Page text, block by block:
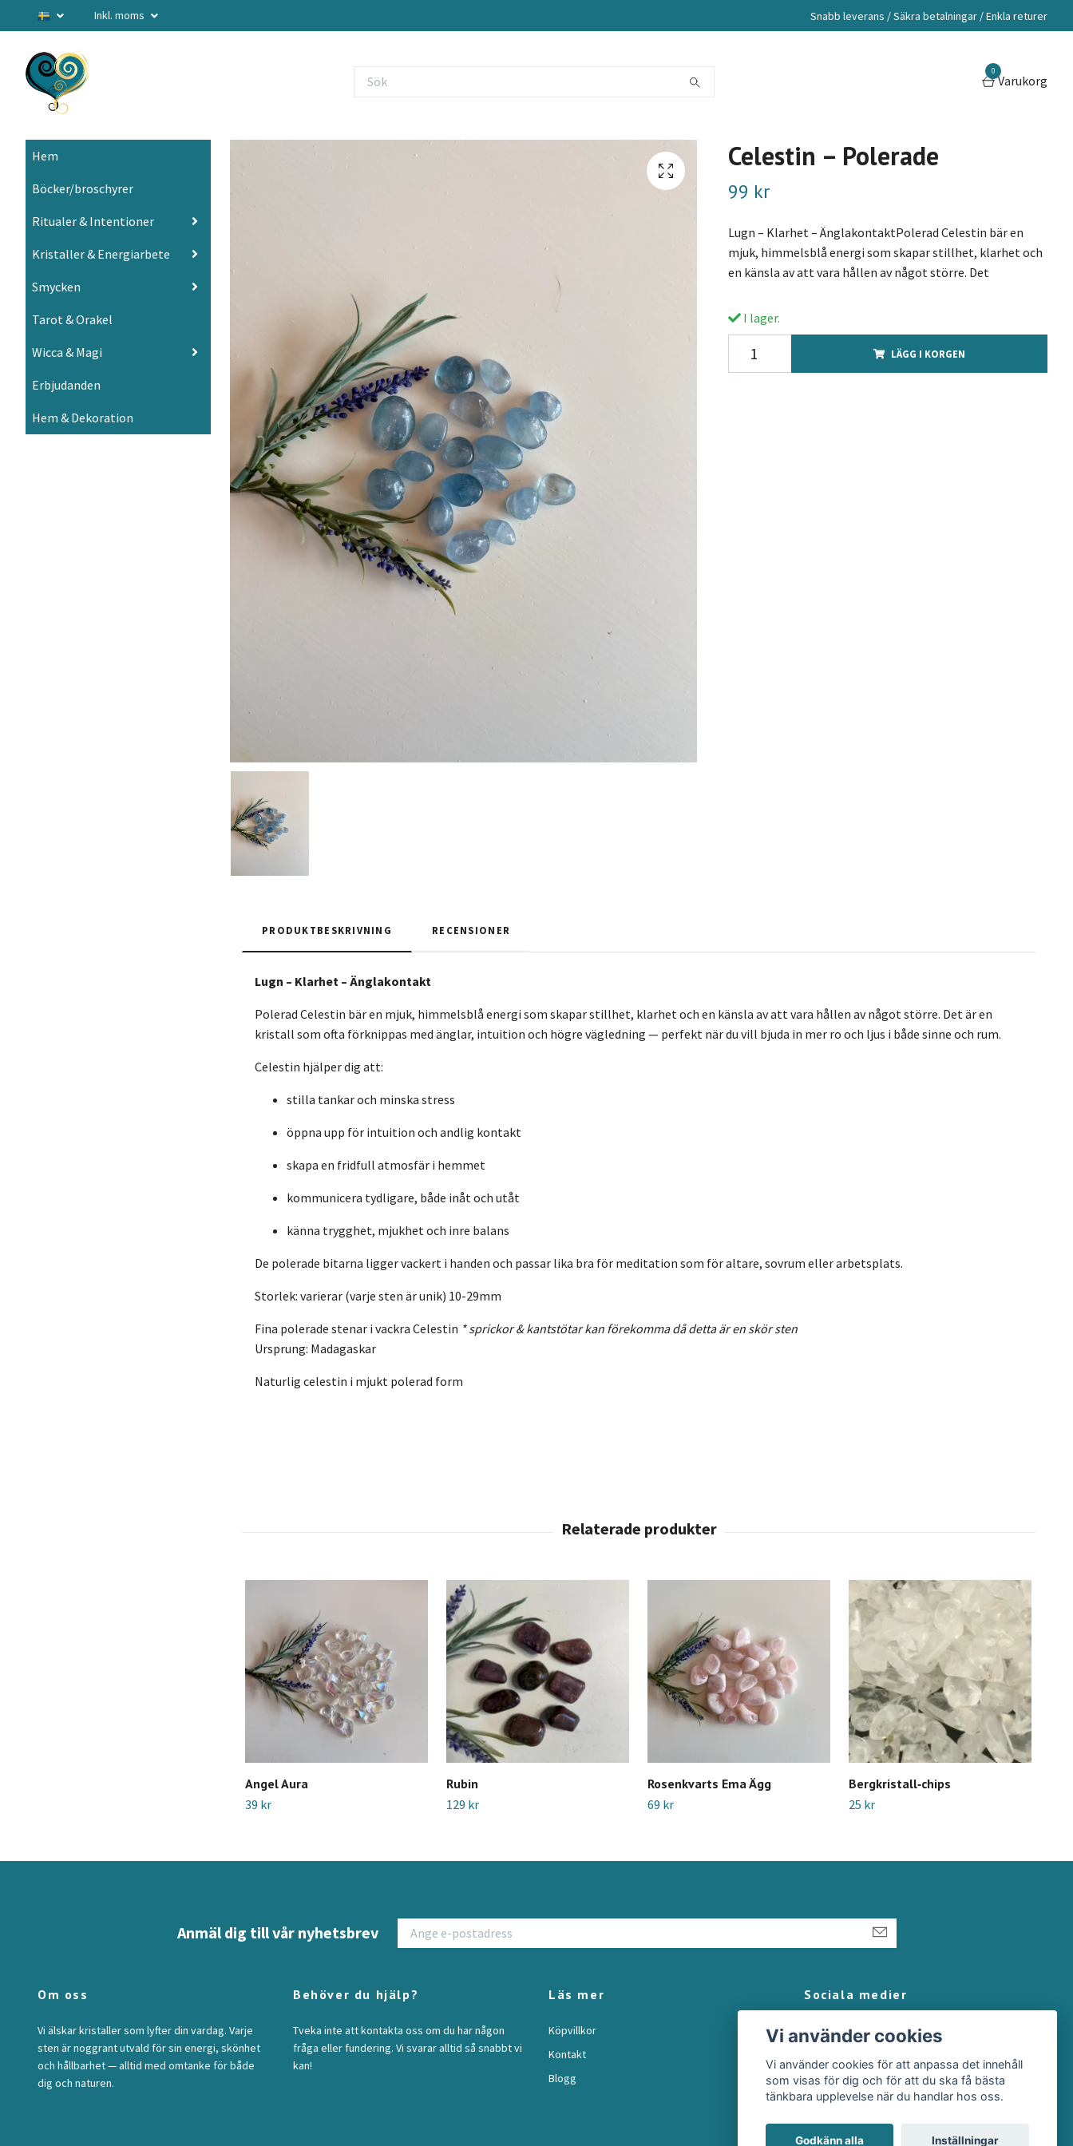
Inkl. moms Snabb leverans / Säkra betalningar / Enkla returer
0
Varukorg
Hem
Böcker/broschyrer
Ritualer & Intentioner
Kristaller & Energiarbete
Smycken
Tarot & Orakel
Wicca & Magi
Erbjudanden
Hem & Dekoration
Celestin – Polerade
99 kr
Lugn – Klarhet – ÄnglakontaktPolerad Celestin bär en
mjuk, himmelsblå energi som skapar stillhet, klarhet och
en känsla av att vara hållen av något större. Det
I lager.
LÄGG I KORGEN
PRODUKTBESKRIVNING RECENSIONER
Lugn – Klarhet – Änglakontakt
Polerad Celestin bär en mjuk, himmelsblå energi som skapar stillhet, klarhet och en känsla av att vara hållen av något större. Det är en
kristall som ofta förknippas med änglar, intuition och högre vägledning — perfekt när du vill bjuda in mer ro och ljus i både sinne och rum.
Celestin hjälper dig att:
stilla tankar och minska stress
öppna upp för intuition och andlig kontakt
skapa en fridfull atmosfär i hemmet
kommunicera tydligare, både inåt och utåt
känna trygghet, mjukhet och inre balans
De polerade bitarna ligger vackert i handen och passar lika bra för meditation som för altare, sovrum eller arbetsplats.
Storlek: varierar (varje sten är unik) 10-29mm
Fina polerade stenar i vackra Celestin * sprickor & kantstötar kan förekomma då detta är en skör sten
Ursprung: Madagaskar
Naturlig celestin i mjukt polerad form
Angel Aura
39 kr
Rubin
129 kr
Rosenkvarts Ema Ägg
69 kr
Bergkristall‑chips
25 kr
Anmäl dig till vår nyhetsbrev
Om oss
Vi älskar kristaller som lyfter din vardag. Varje
sten är noggrant utvald för sin energi, skönhet
och hållbarhet — alltid med omtanke för både
dig och naturen.
Behöver du hjälp?
Tveka inte att kontakta oss om du har någon
fråga eller fundering. Vi svarar alltid så snabbt vi
kan!
Läs mer
Köpvillkor
Kontakt
Blogg
Sociala medier
Vi använder cookies
Vi använder cookies för att anpassa det innehåll
som visas för dig och för att du ska få bästa
tänkbara upplevelse när du handlar hos oss.
Godkänn alla Inställningar